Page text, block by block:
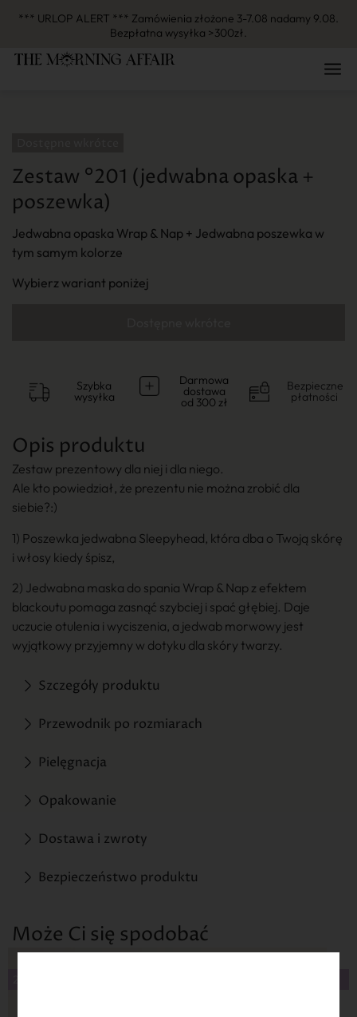
*** URLOP ALERT *** Zamówienia złożone 3-7.08 nadamy 9.08.
Bezpłatna wysyłka >300zł.
Zestaw °201 (jedwabna opaska +
poszewka)
Jedwabna opaska Wrap & Nap + Jedwabna poszewka w
tym samym kolorze
Wybierz wariant poniżej
Szybka
wysyłka
Darmowa
dostawa
od 300 zł
Bezpieczne
płatności
Opis produktu
Zestaw prezentowy dla niej i dla niego.
Ale kto powiedział, że prezentu nie można zrobić dla
siebie?:)
1) Poszewka jedwabna Sleepyhead, która dba o Twoją skórę
i włosy kiedy śpisz,
2) Jedwabna maska do spania Wrap & Nap z efektem
blackoutu pomaga zasnąć szybciej i spać głębiej. Daje
uczucie otulenia i wyciszenia, a jedwab morwowy jest
wyjątkowy przyjemny w dotyku dla skóry twarzy.
Szczegóły produktu
Przewodnik po rozmiarach
Pielęgnacja
Opakowanie
Dostawa i zwroty
Bezpieczeństwo produktu
Może Ci się spodobać